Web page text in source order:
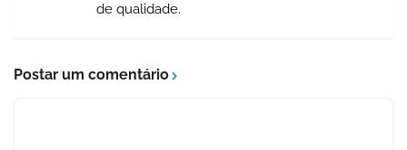
de qualidade.
Postar um comentário